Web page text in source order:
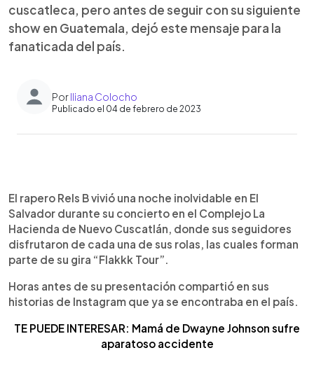
cuscatleca, pero antes de seguir con su siguiente
show en Guatemala, dejó este mensaje para la
fanaticada del país.
PorIliana Colocho
Publicado el 04 de febrero de 2023
Escuchar artículo
El rapero Rels B vivió una noche inolvidable en El
Salvador durante su concierto en el Complejo La
Hacienda de Nuevo Cuscatlán, donde sus seguidores
disfrutaron de cada una de sus rolas, las cuales forman
parte de su gira “Flakkk Tour”.
Horas antes de su presentación compartió en sus
historias de Instagram que ya se encontraba en el país.
TE PUEDE INTERESAR: Mamá de Dwayne Johnson sufre
aparatoso accidente